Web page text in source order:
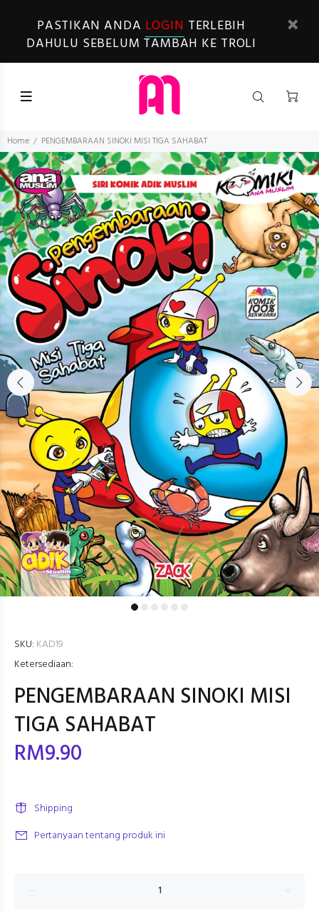
PASTIKAN ANDA LOGIN TERLEBIH
DAHULU SEBELUM TAMBAH KE TROLI
Home PENGEMBARAAN SINOKI MISI TIGA SAHABAT
SKU: KAD19
Ketersediaan:
PENGEMBARAAN SINOKI MISI
TIGA SAHABAT
RM9.90
Shipping
Pertanyaan tentang produk ini